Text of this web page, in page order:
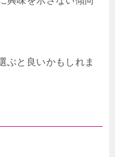
ぶと良いかもしれま